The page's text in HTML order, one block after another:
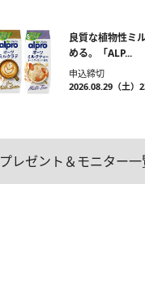
良質な植物性ミ
める。「ALP...
申込締切
2026.08.29（土）
プレゼント＆モニター